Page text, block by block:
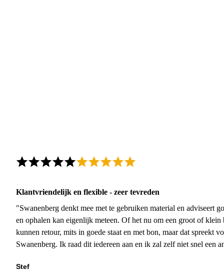
Klantvriendelijk en flexible - zeer tevreden
"Swanenberg denkt mee met te gebruiken material en adviseert
en ophalen kan eigenlijk meteen. Of het nu om een groot of
kunnen retour, mits in goede staat en met bon, maar dat spreekt
Swanenberg. Ik raad dit iedereen aan en ik zal zelf niet snel een
Stef